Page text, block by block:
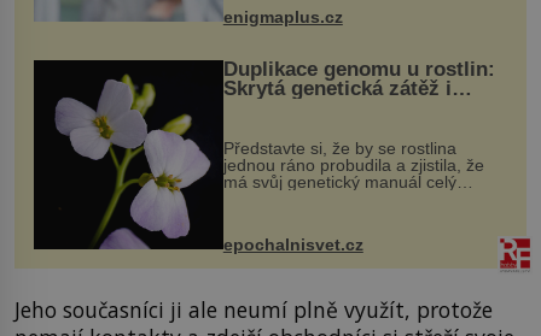
enigmaplus.cz
Duplikace genomu u rostlin:
Skrytá genetická zátěž i
Představte si, že by se rostlina
jednou ráno probudila a zjistila, že
má svůj genetický manuál celý
vstupenka...
epochalnisvet.cz
Jeho současníci ji ale neumí plně využít, protože